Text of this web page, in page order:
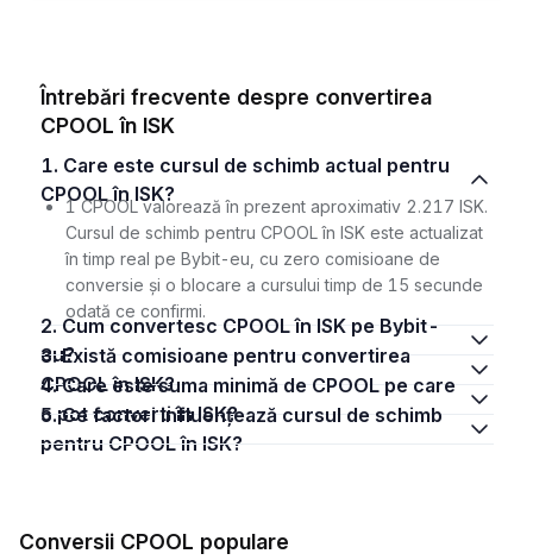
Întrebări frecvente despre convertirea
CPOOL în ISK
1. Care este cursul de schimb actual pentru
CPOOL în ISK?
1 CPOOL valorează în prezent aproximativ 2.217 ISK.
Cursul de schimb pentru CPOOL în ISK este actualizat
în timp real pe Bybit-eu, cu zero comisioane de
conversie și o blocare a cursului timp de 15 secunde
odată ce confirmi.
2. Cum convertesc CPOOL în ISK pe Bybit-
eu?
3. Există comisioane pentru convertirea
CPOOL în ISK?
4. Care este suma minimă de CPOOL pe care
o pot converti în ISK?
5. Ce factori influențează cursul de schimb
pentru CPOOL în ISK?
Conversii CPOOL populare